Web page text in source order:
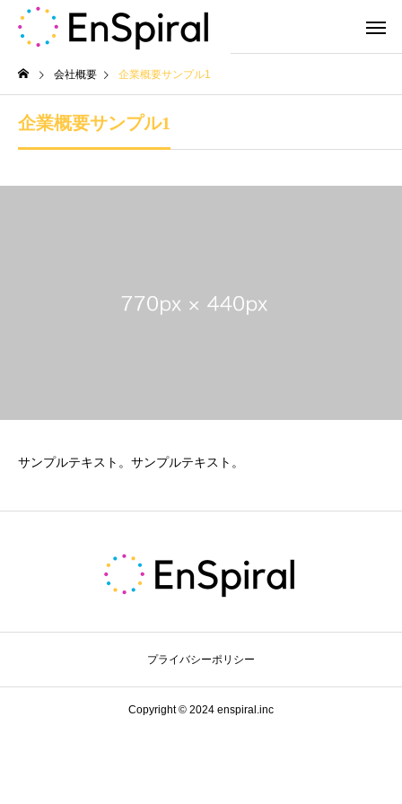
会社概要 企業概要サンプル1
企業概要サンプル1
サンプルテキスト。サンプルテキスト。
プライバシーポリシー
Copyright © 2024 enspiral.inc